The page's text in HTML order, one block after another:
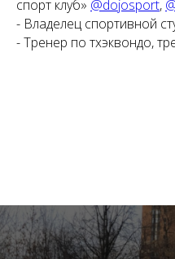
спорт клуб» @dojosport,
- Владелец спортивной
- Тренер по тхэквондо,